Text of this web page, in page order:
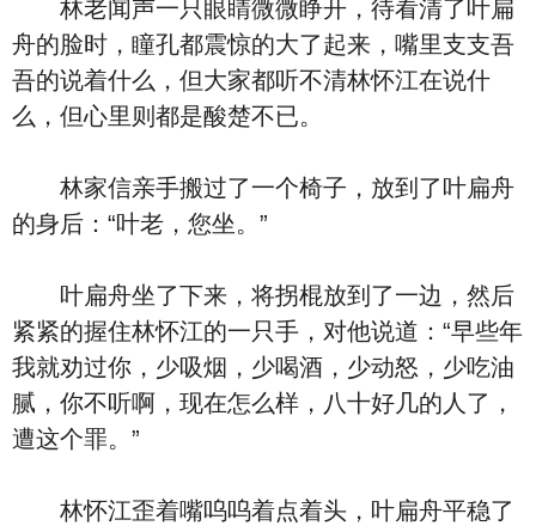
林老闻声一只眼睛微微睁开，待看清了叶扁
舟的脸时，瞳孔都震惊的大了起来，嘴里支支吾
吾的说着什么，但大家都听不清林怀江在说什
么，但心里则都是酸楚不已。
林家信亲手搬过了一个椅子，放到了叶扁舟
的身后：“叶老，您坐。”
叶扁舟坐了下来，将拐棍放到了一边，然后
紧紧的握住林怀江的一只手，对他说道：“早些年
我就劝过你，少吸烟，少喝酒，少动怒，少吃油
腻，你不听啊，现在怎么样，八十好几的人了，
遭这个罪。”
林怀江歪着嘴呜呜着点着头，叶扁舟平稳了